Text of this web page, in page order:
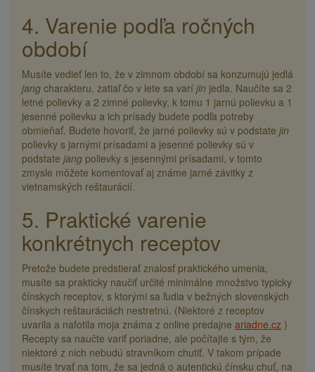
4. Varenie podľa ročných
období
Musíte vedieť len to, že v zimnom období sa konzumujú jedlá
jang charakteru, zatiaľ čo v lete sa varí jin jedla. Naučíte sa 2
letné polievky a 2 zimné polievky, k tomu 1 jarnú polievku a 1
jesenné polievku a ich prísady budete podľa potreby
obmieňať. Budete hovoriť, že jarné polievky sú v podstate jin
polievky s jarnými prísadami a jesenné polievky sú v
podstate jang polievky s jesennými prísadami, v tomto
zmysle môžete komentovať aj známe jarné závitky z
vietnamských reštaurácií.
5. Praktické varenie
konkrétnych receptov
Pretože budete predstierať znalosť praktického umenia,
musíte sa prakticky naučiť určité minimálne množstvo typicky
čínskych receptov, s ktorými sa ľudia v bežných slovenských
čínskych reštauráciách nestretnú. (Niektoré z receptov
uvarila a nafotila moja známa z online predajne ariadne.cz )
Recepty sa naučte variť poriadne, ale počítajte s tým, že
niektoré z nich nebudú stravníkom chutiť. V takom prípade
musíte trvať na tom, že sa jedná o autentickú čínsku chuť, na